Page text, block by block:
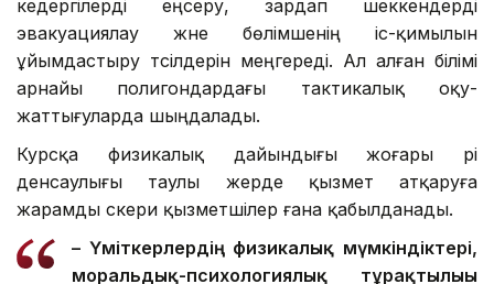
кедергілерді еңсеру, зардап шеккендерді
эвакуациялау және бөлімшенің іс-қимылын
ұйымдастыру тәсілдерін меңгереді. Ал алған білімі
арнайы полигондардағы тактикалық оқу-
жаттығуларда шыңдалады.
Курсқа физикалық дайындығы жоғары әрі
денсаулығы таулы жерде қызмет атқаруға
жарамды әскери қызметшілер ғана қабылданады.
– Үміткерлердің физикалық мүмкіндіктері,
моральдық-психологиялық тұрақтылығы